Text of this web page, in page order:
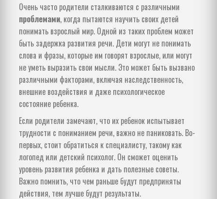
Очень часто родители сталкиваются с различными
проблемами, когда пытаются научить своих детей
понимать взрослый мир. Одной из таких проблем может
быть задержка развития речи. Дети могут не понимать
слова и фразы, которые им говорят взрослые, или могут
не уметь выразить свои мысли. Это может быть вызвано
различными факторами, включая наследственность,
внешние воздействия и даже психологическое
состояние ребенка.
Если родители замечают, что их ребенок испытывает
трудности с пониманием речи, важно не паниковать. Во-
первых, стоит обратиться к специалисту, такому как
логопед или детский психолог. Он сможет оценить
уровень развития ребенка и дать полезные советы.
Важно помнить, что чем раньше будут предприняты
действия, тем лучше будут результаты.